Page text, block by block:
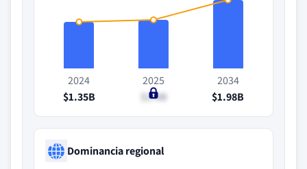
2024
$1.35B
2025
$1.4B
2034
$1.98B
Dominancia regional